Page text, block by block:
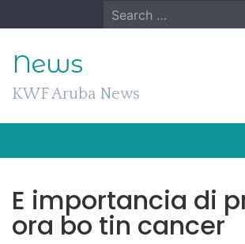
to
Search
for:
News
KWF Aruba News
E importancia di
ora bo tin cancer